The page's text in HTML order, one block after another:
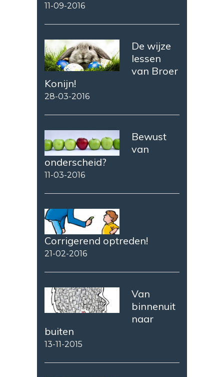
11-09-2016
De wijze
lessen
van Broer
Konijn!
28-03-2016
Bewust
van
onderscheid?
11-03-2016
Corrigerend optreden!
21-02-2016
Van
binnenuit
naar
buiten
13-11-2015